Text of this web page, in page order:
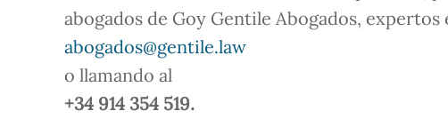
abogados de Goy Gentile Abogados,
abogados@gentile.law
o llamando al
+34 914 354 519.